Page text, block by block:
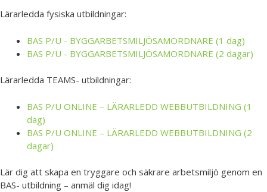
Lärarledda fysiska utbildningar:
BAS P/U - BYGGARBETSMILJÖSAMORDNARE (1 dag)
BAS P/U - BYGGARBETSMILJÖSAMORDNARE (2 dagar)
Lärarledda TEAMS- utbildningar:
BAS P/U ONLINE – LÄRARLEDD WEBBUTBILDNING (1
dag)
BAS P/U ONLINE – LÄRARLEDD WEBBUTBILDNING (2
dagar)
Lär dig att skapa en tryggare och säkrare arbetsmiljö genom en
BAS- utbildning – anmäl dig idag!